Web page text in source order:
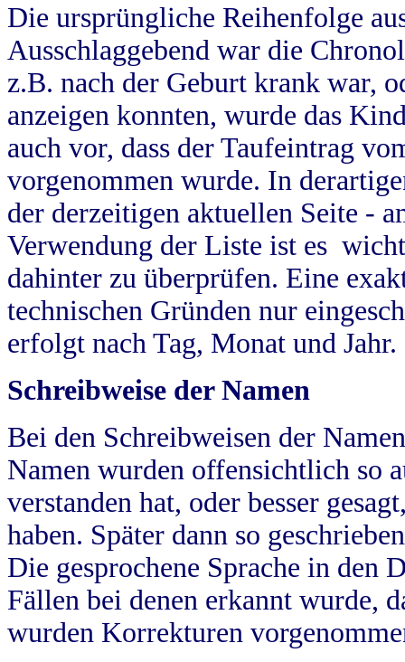
Die ursprüngliche Reihenfolge
Ausschlaggebend war die
z.B. nach der Geburt krank war,
anzeigen konnten, wurde das
auch vor, dass der Taufeintrag
vorgenommen wurde. In
der derzeitigen aktuellen Seite -
Verwendung der Liste ist es
dahinter zu überprüfen. Eine
technischen Gründen nur
erfolgt nach Tag, Monat und Jahr.
Schreibweise der Namen
Bei den Schreibweisen der
Namen wurden offensichtlich so
verstanden hat, oder besser
haben. Später dann so
Die gesprochene Sprache in
Fällen bei denen erkannt wurde,
wurden Korrekturen